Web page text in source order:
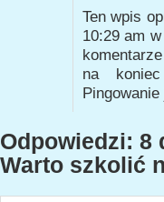
Ten wpis
10:29 am
na
Pingowanie
Odpowiedzi: 8
Warto szkolić